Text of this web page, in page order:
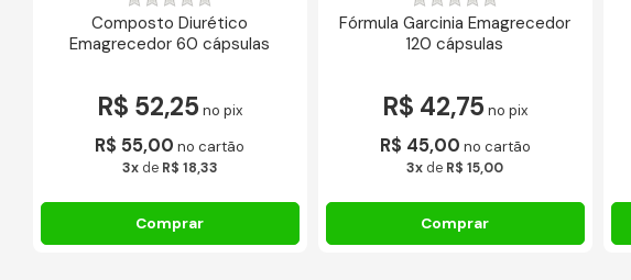
Composto Diurético
Emagrecedor 60 cápsulas
R$ 52,25 no pix
R$ 55,00 no cartão
3xde R$ 18,33
Fórmula Garcinia Emagrecedor
120 cápsulas
R$ 42,75 no pix
R$ 45,00 no cartão
3x de R$ 15,00